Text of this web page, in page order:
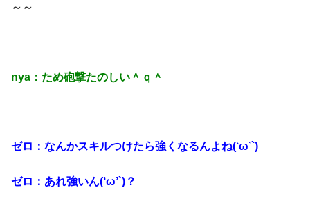
～～
nya：ため砲撃たのしい＾ｑ＾
ゼロ：なんかスキルつけたら強くなるんよね(‘ω’`)
ゼロ：あれ強いん(‘ω’`)？